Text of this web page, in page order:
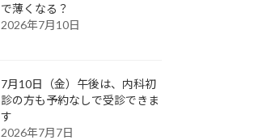
で薄くなる？
2026年7月10日
7月10日（金）午後は、内科初
診の方も予約なしで受診できま
す
2026年7月7日